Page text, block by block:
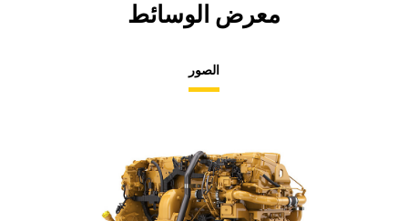
معرض الوسائط
الصور